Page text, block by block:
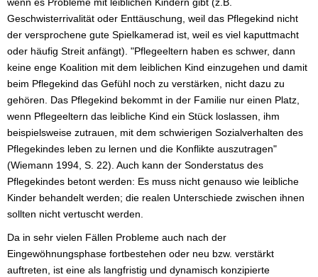
Geschwisterrivalität oder Enttäuschung, weil das Pflegekind nicht
der versprochene gute Spielkamerad ist, weil es viel kaputtmacht
oder häufig Streit anfängt). "Pflegeeltern haben es schwer, dann
keine enge Koalition mit dem leiblichen Kind einzugehen und damit
beim Pflegekind das Gefühl noch zu verstärken, nicht dazu zu
gehören. Das Pflegekind bekommt in der Familie nur einen Platz,
wenn Pflegeeltern das leibliche Kind ein Stück loslassen, ihm
beispielsweise zutrauen, mit dem schwierigen Sozialverhalten des
Pflegekindes leben zu lernen und die Konflikte auszutragen"
(Wiemann 1994, S. 22). Auch kann der Sonderstatus des
Pflegekindes betont werden: Es muss nicht genauso wie leibliche
Kinder behandelt werden; die realen Unterschiede zwischen ihnen
sollten nicht vertuscht werden.
Da in sehr vielen Fällen Probleme auch nach der
Eingewöhnungsphase fortbestehen oder neu bzw. verstärkt
auftreten, ist eine als langfristig und dynamisch konzipierte